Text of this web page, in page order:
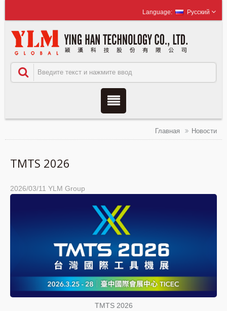
Русский
Главная Новости
TMTS 2026
2026/03/11 YLM Group
TMTS 2026